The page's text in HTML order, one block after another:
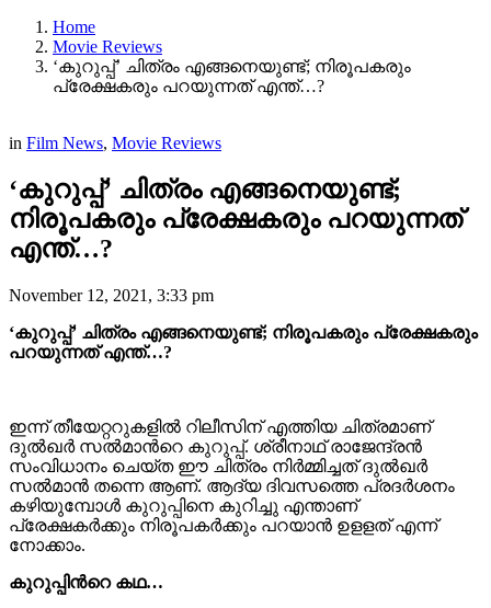
Home
Movie Reviews
‘കുറുപ്പ്’ ചിത്രം എങ്ങനെയുണ്ട്; നിരൂപകരും
പ്രേക്ഷകരും പറയുന്നത് എന്ത്…?
in Film News, Movie Reviews
‘കുറുപ്പ്’ ചിത്രം എങ്ങനെയുണ്ട്;
നിരൂപകരും പ്രേക്ഷകരും പറയുന്നത്
എന്ത്…?
November 12, 2021, 3:33 pm
‘കുറുപ്പ്’ ചിത്രം എങ്ങനെയുണ്ട്; നിരൂപകരും പ്രേക്ഷകരും
പറയുന്നത് എന്ത്…?
ഇന്ന് തീയേറ്ററുകളിൽ റിലീസിന് എത്തിയ ചിത്രമാണ്
ദുൽഖർ സൽമാന്‍റെ കുറുപ്പ്. ശ്രീനാഥ് രാജേന്ദ്രൻ
സംവിധാനം ചെയ്ത ഈ ചിത്രം നിർമ്മിച്ചത് ദുൽഖർ
സൽമാൻ തന്നെ ആണ്. ആദ്യ ദിവസത്തെ പ്രദർശനം
കഴിയുമ്പോൾ കുറുപ്പിനെ കുറിച്ചു എന്താണ്
പ്രേക്ഷകർക്കും നിരൂപകർക്കും പറയാൻ ഉളളത് എന്ന്
നോക്കാം.
കുറുപ്പിന്‍റെ കഥ…